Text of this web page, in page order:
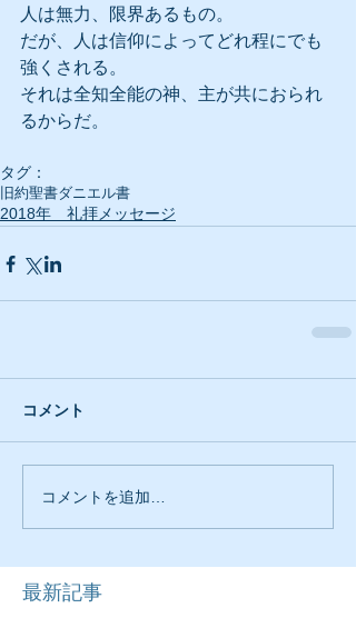
人は無力、限界あるもの。
だが、人は信仰によってどれ程にでも
強くされる。
それは全知全能の神、主が共におられ
るからだ。
タグ：
旧約聖書ダニエル書
2018年 礼拝メッセージ
コメント
コメントを追加…
最新記事